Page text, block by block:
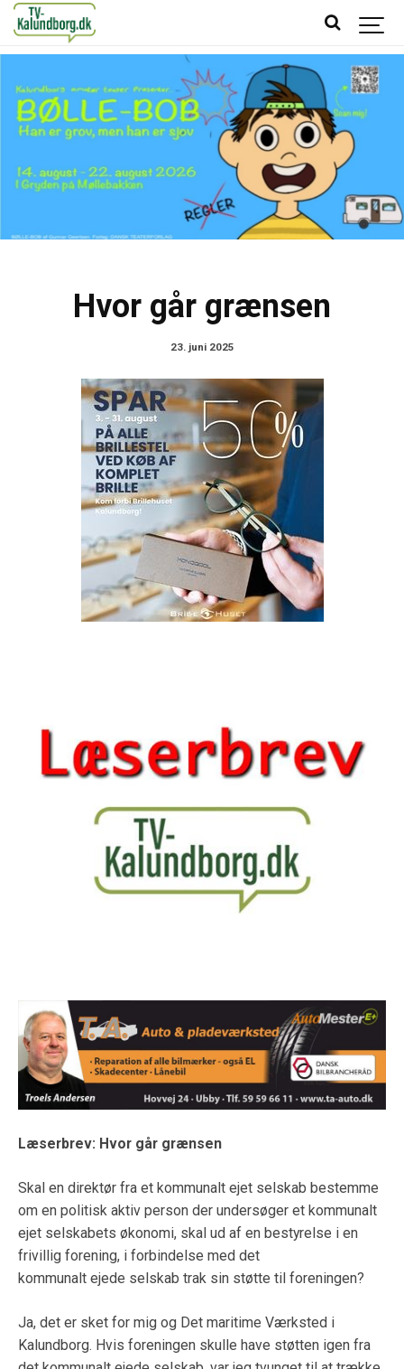
Hvor går grænsen
23. juni 2025
Læserbrev: Hvor går grænsen
Skal en direktør fra et kommunalt ejet selskab bestemme
om en politisk aktiv person der undersøger et kommunalt
ejet selskabets økonomi, skal ud af en bestyrelse i en
frivillig forening, i forbindelse med det
kommunalt ejede selskab trak sin støtte til foreningen?
Ja, det er sket for mig og Det maritime Værksted i
Kalundborg. Hvis foreningen skulle have støtten igen fra